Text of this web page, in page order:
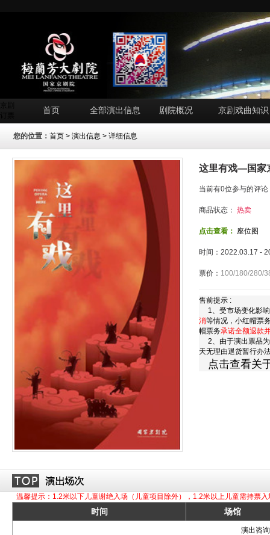
首页 全部演出信息 剧院概况 京剧戏曲知识
您的位置： 首页 > 演出信息 > 详细信息
这里有戏—国家
当前有0位参与的评论
商品状态： 热卖
点击查看： 座位图
时间：2022.03.17 -
票价： 100/180/280/
售前提示 :
1、受市场变化影响
消等情况，小红帽票
帽票务承诺全额退款
2、由于演出票品为
天无理由退货暂行办
点击查看关
温馨提示：1.2米以下儿童谢绝入场（儿童项目除外），1.2米以上儿童需持票入
时间 场馆
演出咨